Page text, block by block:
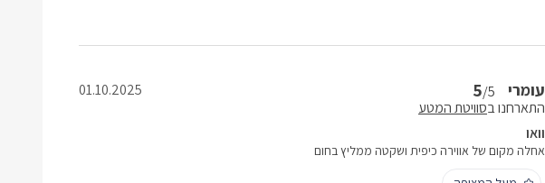
עומרי 5/5
התארחנו בסוויטת המטע
01.10.2025
וואו
אחלה מקום של אווירה כיפית ושקטה ממליץ בחום